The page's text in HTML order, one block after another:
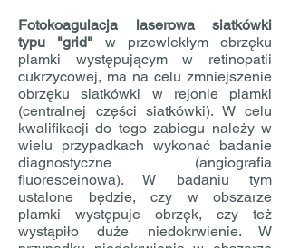
Fotokoagulacja laserowa siatkówki
typu "grid" w przewlekłym obrzęku
plamki występującym w retinopatii
cukrzycowej, ma na celu zmniejszenie
obrzęku siatkówki w rejonie plamki
(centralnej części siatkówki). W celu
kwalifikacji do tego zabiegu należy w
wielu przypadkach wykonać badanie
diagnostyczne (angiografia
fluoresceinowa). W badaniu tym
ustalone będzie, czy w obszarze
plamki występuje obrzęk, czy też
wystąpiło duże niedokrwienie. W